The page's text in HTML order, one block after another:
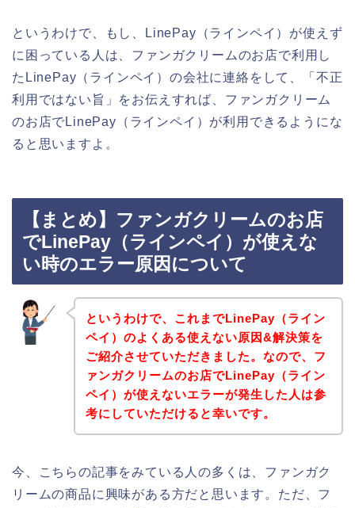
というわけで、もし、LinePay（ラインペイ）が使えず
に困っている人は、ファンガクリームのお店で利用し
たLinePay（ラインペイ）の会社に連絡をして、「不正
利用ではない旨」をお伝えすれば、ファンガクリーム
のお店でLinePay（ラインペイ）が利用できるようにな
ると思いますよ。
【まとめ】ファンガクリームのお店
でLinePay（ラインペイ）が使えな
い時のエラー原因について
というわけで、これまでLinePay（ライン
ペイ）のよくある使えない原因&解決策を
ご紹介させていただきました。なので、フ
ァンガクリームのお店でLinePay（ライン
ペイ）が使えないエラーが発生した人は参
考にしていただけると幸いです。
今、こちらの記事をみている人の多くは、ファンガク
リームの商品に興味がある方だと思います。ただ、フ